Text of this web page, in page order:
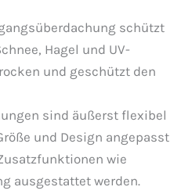
schützt
Hagel und UV-
und geschützt den
sind äußerst flexibel
und Design angepasst
wie
ausgestattet werden.